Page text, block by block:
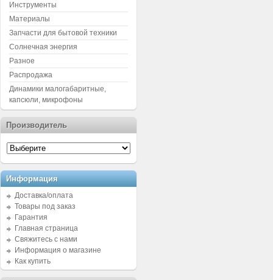
Инструменты
Материалы
Запчасти для бытовой техники
Солнечная энергия
Разное
Распродажа
Динамики малогабаритные,
капсюли, микрофоны
Производитель
Информация
Доставка/оплата
Товары под заказ
Гарантия
Главная страница
Свяжитесь с нами
Информация о магазине
Как купить